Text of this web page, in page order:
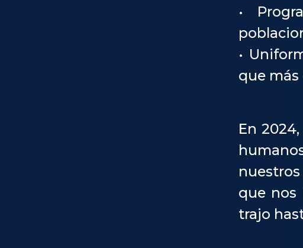
•
•
que más
En
que nos
trajo